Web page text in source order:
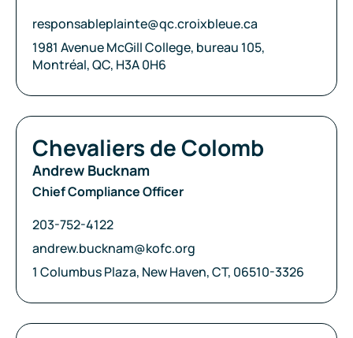
Courriel:
responsableplainte@qc.croixbleue.ca
Adresse:
1981 Avenue McGill College, bureau 105,
Montréal, QC, H3A 0H6
Compagnie:
Chevaliers de Colomb
Andrew Bucknam
Chief Compliance Officer
Téléphone:
203-752-4122
Courriel:
andrew.bucknam@kofc.org
Adresse:
1 Columbus Plaza, New Haven, CT, 06510-3326